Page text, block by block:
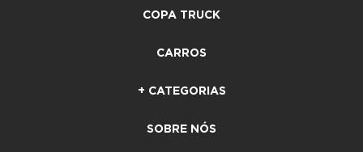
COPA TRUCK
CARROS
+ CATEGORIAS
SOBRE NÓS